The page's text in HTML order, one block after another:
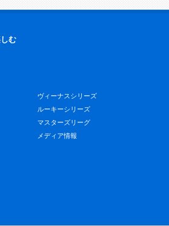
む
ヴィーナスシリーズ
ルーキーシリーズ
マスターズリーグ
メディア情報